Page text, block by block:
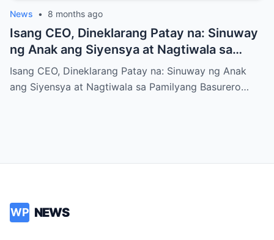
News • 8 months ago
Isang CEO, Dineklarang Patay na: Sinuway
ng Anak ang Siyensya at Nagtiwala sa
Pamilyang Basurero
Isang CEO, Dineklarang Patay na: Sinuway ng Anak
ang Siyensya at Nagtiwala sa Pamilyang Basurero…
WP NEWS